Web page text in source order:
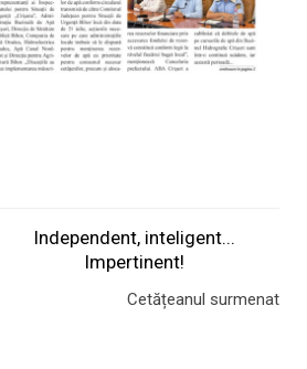
Independent, inteligent...
Impertinent!
Cetățeanul surmenat